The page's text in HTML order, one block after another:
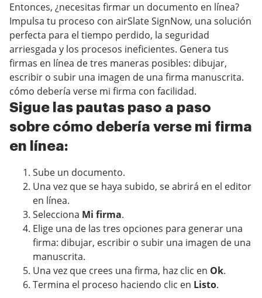
Entonces, ¿necesitas firmar un documento en línea?
Impulsa tu proceso con airSlate SignNow, una solución
perfecta para el tiempo perdido, la seguridad
arriesgada y los procesos ineficientes. Genera tus
firmas en línea de tres maneras posibles: dibujar,
escribir o subir una imagen de una firma manuscrita.
cómo debería verse mi firma con facilidad.
Sigue las pautas paso a paso
sobre cómo debería verse mi firma
en línea:
Sube un documento.
Una vez que se haya subido, se abrirá en el editor
en línea.
Selecciona Mi firma.
Elige una de las tres opciones para generar una
firma: dibujar, escribir o subir una imagen de una
manuscrita.
Una vez que crees una firma, haz clic en Ok.
Termina el proceso haciendo clic en Listo.